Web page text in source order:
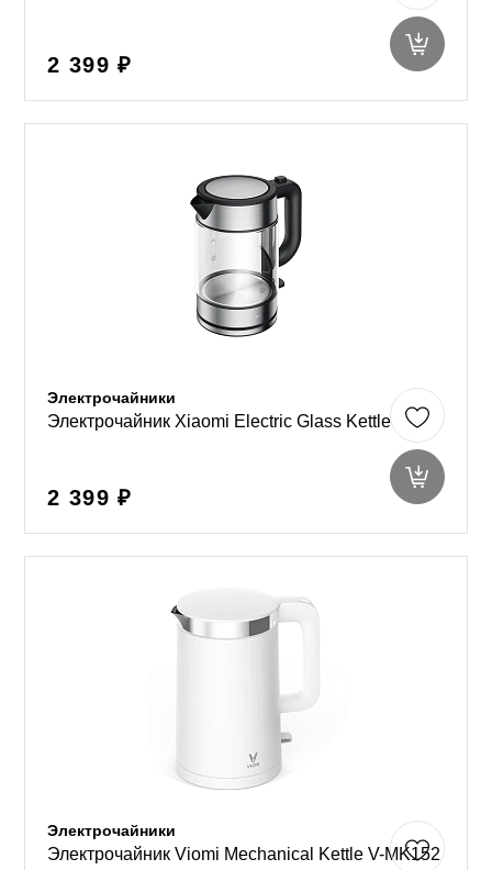
2 399 ₽
Электрочайники
Электрочайник Xiaomi Electric Glass Kettle
2 399 ₽
Электрочайники
Электрочайник Viomi Mechanical Kettle V-MK152